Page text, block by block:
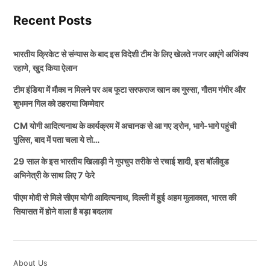
शुभमन गिल ने अपने गेंदबाजों की किया तारीफ़
भारतीय टीम के कप्तान शुभमन गिल ने मैच के बाद अपने गेंदबाजों
अफगानिस्तान की टीम 250 रनों तक पहुंच सकती थी. मैच के बाद
उन्होंने हमसे मैच छीन लिया. गुरबाज शानदार थे. आखिरी ओवरों में
हमारी गेंदबाजी बेहतरीन रही. विकेट शानदार था. स्पिनरों के लिए
पिच पर ग्रिप थी, गेंद उनके गेंदबाजी करते समय अच्छी तरह से
उछली. मैंने स्लिप कैच का काफी अभ्यास किया है. मैं अपने
दिया जा रहा है।
लगातार नजरअंदाज होने के बाद बेहद ही निराश नजर आ रहे हैं।
सोशल मीडिया पर एक बड़ा बयान दिया है। तो आइए आपको भी
ने टीम में मौका न मिलने पर क्या कुछ कहा है।
लगातार नजरअंदाज होने के बाद Sarfaraz
श्रीलंका के खिलाफ 2 मैचौं की टेस्ट सीरीज खेलने के लिए
श्रीलंका पहुंची हुई है। जहां पर टीम बीते दिन 7 अगस्त से 3
Recent Posts
भारतीय क्रिकेट से संन्यास के बाद इस विदेशी टीम के लिए खेलते नजर आएंगे अजिंक्य
रहाणे, खुद किया ऐलान
टीम इंडिया में मौका न मिलने पर अब फूटा सरफराज खान का गुस्सा, गौतम गंभीर और
शुभमन गिल को ठहराया जिम्मेदार
CM योगी आदित्यनाथ के कार्यक्रम में अचानक से आ गए ड्रोन, भागे-भागे पहुंची
पुलिस, बाद में पता चला ये तो…
29 साल के इस भारतीय खिलाड़ी ने गुपचुप तरीके से रचाई शादी, इस बॉलीवुड
अभिनेत्री के साथ लिए 7 फेरे
पीएम मोदी से मिले सीएम योगी आदित्यनाथ, दिल्ली में हुई अहम मुलाकात, भारत की
सियासत में होने वाला है बड़ा बदलाव
About Us